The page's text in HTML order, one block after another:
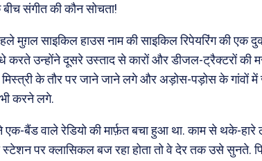
संगीत की कौन सोचता!
मुग़ल साइकिल हाउस नाम की साइकिल रिपेयरिंग की एक
करते उन्होंने दूसरे उस्ताद से कारों और डीजल-ट्रैक्टरों की
मिस्त्री के तौर पर जाने जाने लगे और अड़ोस-पड़ोस के गांवों
करने लगे.
बैंड वाले रेडियो की मार्फ़त बचा हुआ था. काम से थके-हारे
स्टेशन पर क्लासिकल बज रहा होता तो वे देर तक उसे सुनते.